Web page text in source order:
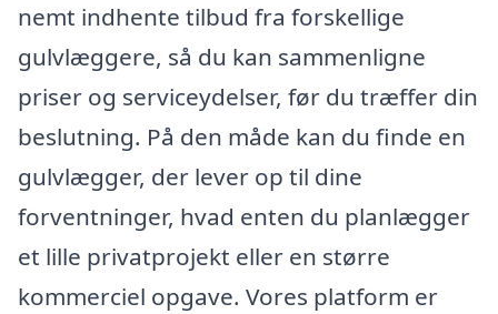
nemt indhente tilbud fra forskellige
gulvlæggere, så du kan sammenligne
priser og serviceydelser, før du træffer din
beslutning. På den måde kan du finde en
gulvlægger, der lever op til dine
forventninger, hvad enten du planlægger
et lille privatprojekt eller en større
kommerciel opgave. Vores platform er